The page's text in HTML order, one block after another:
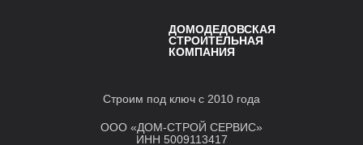
ДОМОДЕДОВСКАЯ
СТРОИТЕЛЬНАЯ
КОМПАНИЯ
Строим под ключ с 2010 года
ООО «ДОМ-СТРОЙ СЕРВИС»
ИНН 5009113417